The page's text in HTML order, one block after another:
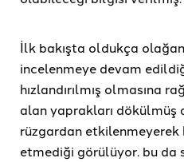
İlk bakışta oldukça
incelenmeye devam
hızlandırılmış olmasına
alan yaprakları dökülmüş
rüzgardan
etmediği görülüyor. bu da